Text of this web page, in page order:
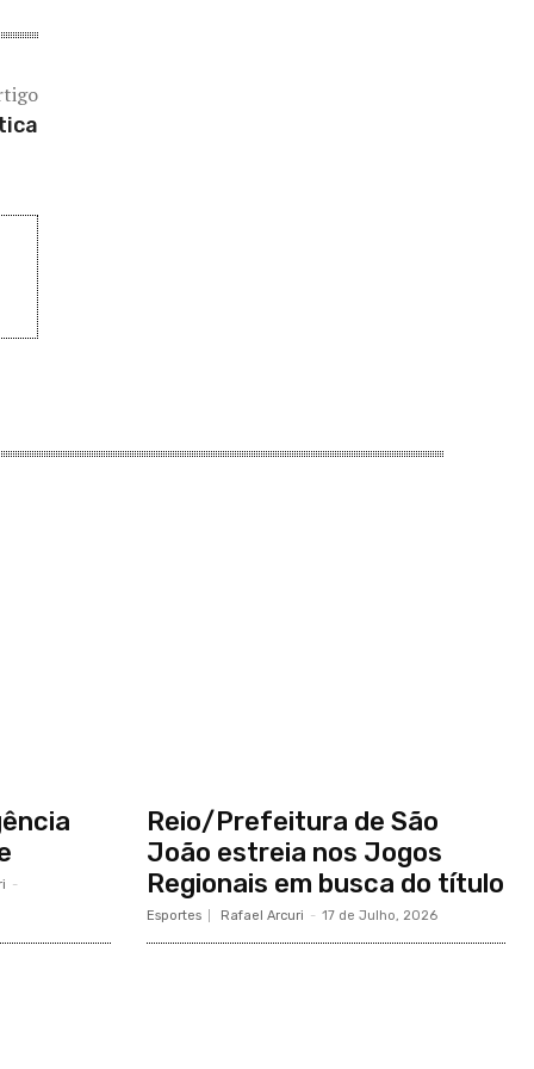
-
Reio/Prefeitura de São
João estreia nos Jogos
Regionais em busca do título
Esportes Rafael Arcuri - 17 de Julho, 2026